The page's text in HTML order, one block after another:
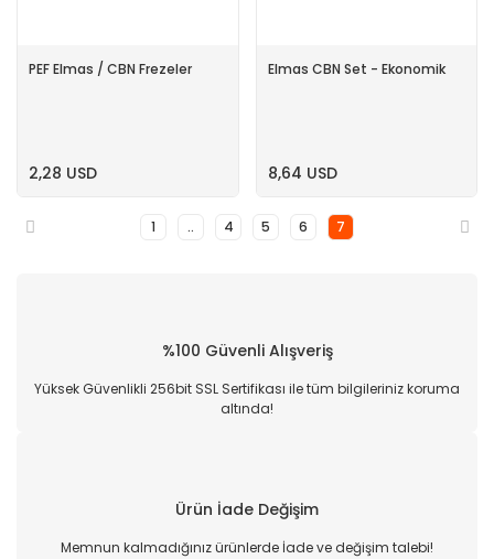
PEF Elmas / CBN Frezeler
2,28 USD
Elmas CBN Set - Ekonomik
8,64 USD
1 .. 4 5 6 7
%100 Güvenli Alışveriş
Yüksek Güvenlikli 256bit SSL Sertifikası ile tüm bilgileriniz koruma
altında!
Ürün İade Değişim
Memnun kalmadığınız ürünlerde İade ve değişim talebi!